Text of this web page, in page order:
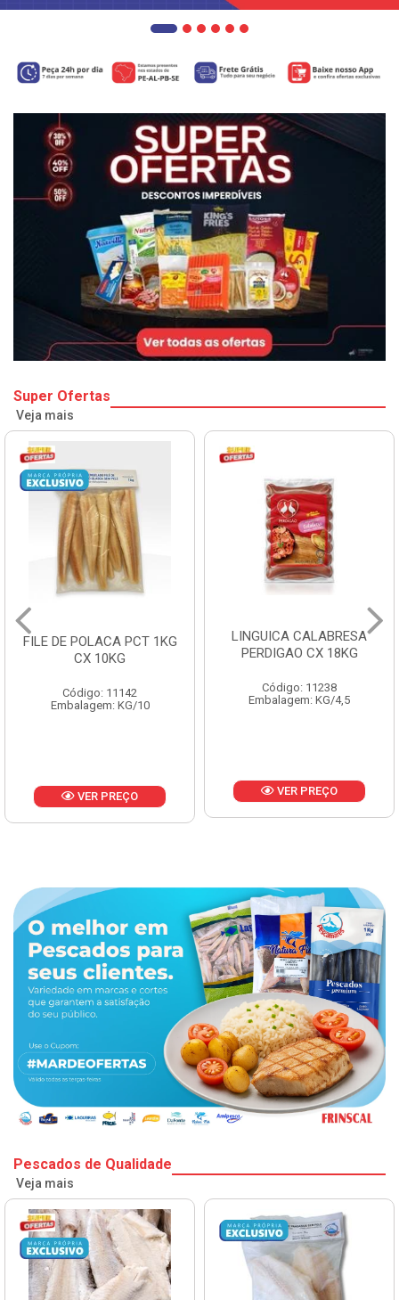
Super Ofertas
Veja mais
FILE DE POLACA PCT 1KG
CX 10KG
Código: 11142
Embalagem: KG/10
VER PREÇO
LINGUICA CALABRESA
PERDIGAO CX 18KG
Código: 11238
Embalagem: KG/4,5
VER PREÇO
Pescados de Qualidade
Veja mais